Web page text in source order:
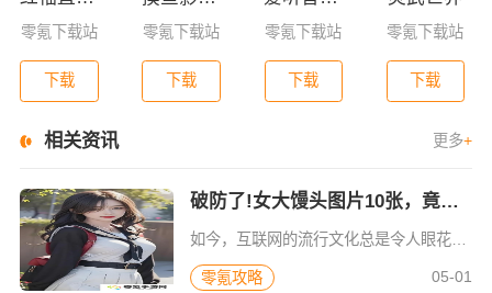
零氪下载站
下载
零氪下载站
下载
零氪下载站
下载
零氪下载站
下载
相关资讯 更多+
破防了!女大馒头图片10张，竟然暗藏这些惊人秘密!谁懂啊?
如今，互联网的流行文化总是令人眼花缭乱，而某些图像与内容总能在短时间内引起一波又一波的关注。最近，关于“女大馒头图片”的话题在社交平台和搜索引擎上频频登场。10张女大馒头图片，究竟藏着什么样的秘密？它
零氪攻略 05-01